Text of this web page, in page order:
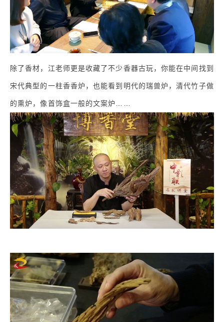
除了香材，江老师更是收藏了不少香器古玩，你能在中间找到
宋代典型的一柱香香炉，也能看到明代的瑞兽炉，清代竹子做
的熏炉，像首饰盒一般的文案炉……